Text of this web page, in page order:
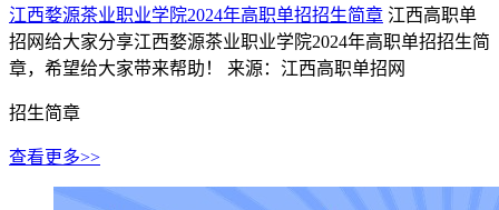
江西婺源茶业职业学院2024年高职单招招生简章 江西高职单
招网给大家分享江西婺源茶业职业学院2024年高职单招招生简
章，希望给大家带来帮助！
来源：江西高职单招网
招生简章
查看更多>>